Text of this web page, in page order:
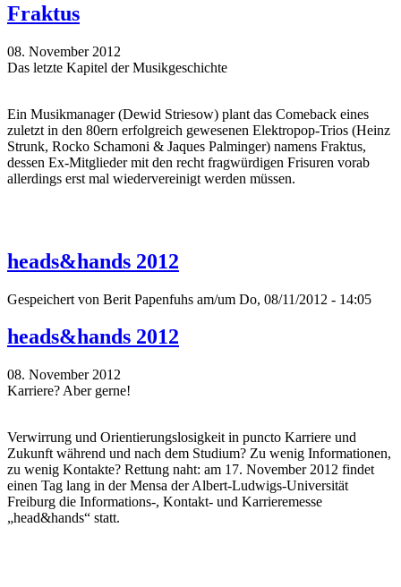
Fraktus
08. November 2012
Das letzte Kapitel der Musikgeschichte
Ein Musikmanager (Dewid Striesow) plant das Comeback eines
zuletzt in den 80ern erfolgreich gewesenen Elektropop-Trios (Heinz
Strunk, Rocko Schamoni & Jaques Palminger) namens Fraktus,
dessen Ex-Mitglieder mit den recht fragwürdigen Frisuren vorab
allerdings erst mal wiedervereinigt werden müssen.
heads&hands 2012
Gespeichert von Berit Papenfuhs am/um Do, 08/11/2012 - 14:05
heads&hands 2012
08. November 2012
Karriere? Aber gerne!
Verwirrung und Orientierungslosigkeit in puncto Karriere und
Zukunft während und nach dem Studium? Zu wenig Informationen,
zu wenig Kontakte? Rettung naht: am 17. November 2012 findet
einen Tag lang in der Mensa der Albert-Ludwigs-Universität
Freiburg die Informations-, Kontakt- und Karrieremesse
„head&hands“ statt.